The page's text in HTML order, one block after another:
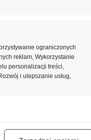
ograniczonych
reklam, Wykorzystanie
personalizacji treści,
i ulepszanie usług,